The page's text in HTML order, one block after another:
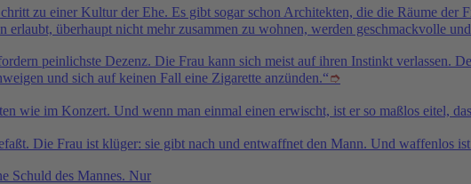
zu einer Kultur der Ehe. Es gibt sogar schon Architekten, die die Räume der
erlaubt, überhaupt nicht mehr zusammen zu wohnen, werden geschmackvolle
peinlichste Dezenz. Die Frau kann sich meist auf ihren Instinkt verlassen.
und sich auf keinen Fall eine Zigarette anzünden.“➮
wie im Konzert. Und wenn man einmal einen erwischt, ist er so maßlos eitel,
Die Frau ist klüger: sie gibt nach und entwaffnet den Mann. Und waffenlos